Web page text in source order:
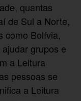
quantas
de Sul a Norte,
como Bolívia,
grupos e
a Leitura
pessoas se
a Leitura